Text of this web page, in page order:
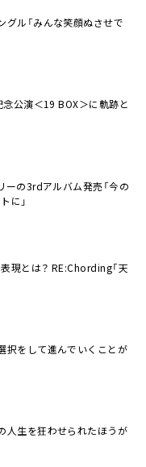
グル「みんな笑顔ぬさせで
念公演＜19 BOX＞に軌跡と
ーの3rdアルバム発売「今の
に」
現とは？ RE:Chording「天
択をして進んでいくことが
人生を狂わせられたほうが